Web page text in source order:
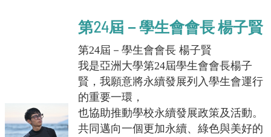
第24屆－學生會會長 楊子賢
第24屆－學生會會長 楊子賢
我是亞洲大學第24屆學生會會長楊子
賢，我願意將永續發展列入學生會運行
的重要一環，
也協助推動學校永續發展政策及活動。
共同邁向一個更加永續、綠色與美好的